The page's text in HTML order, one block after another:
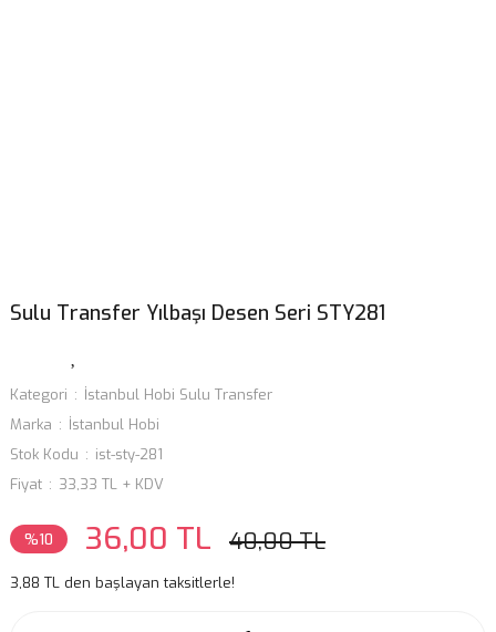
Sulu Transfer Yılbaşı Desen Seri STY281
Kategori
İstanbul Hobi Sulu Transfer
Marka
İstanbul Hobi
Stok Kodu
ist-sty-281
Fiyat
33,33 TL + KDV
%10 36,00 TL 40,00 TL
3,88 TL den başlayan taksitlerle!